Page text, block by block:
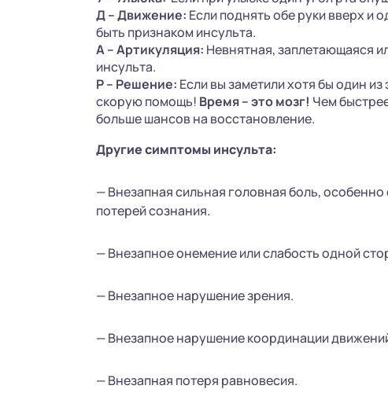
Д – Движение: Если поднять обе руки вверх и
быть признаком инсульта.
А – Артикуляция: Невнятная, заплетающаяся
инсульта.
Р – Решение: Если вы заметили хотя бы один из
скорую помощь! Время – это мозг! Чем
больше шансов на восстановление.
Другие симптомы инсульта:
— Внезапная сильная головная боль,
потерей сознания.
— Внезапное онемение или слабость одной
— Внезапное нарушение зрения.
— Внезапное нарушение координации
— Внезапная потеря равновесия.